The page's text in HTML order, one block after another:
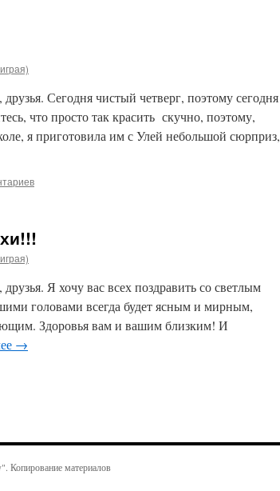
Сегодня чистый четверг, поэтому сегодня
что просто так красить скучно, поэтому,
я приготовила им с Улей небольшой сюрприз,
Я хочу вас всех поздравить со светлым
головами всегда будет ясным и мирным,
Здоровья вам и вашим близким! И
→
Копирование материалов